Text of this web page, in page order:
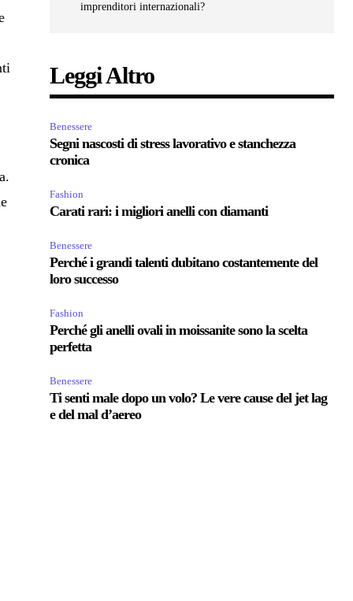
imprenditori internazionali?
Leggi Altro
Benessere
Segni nascosti di stress lavorativo e stanchezza
cronica
Fashion
Carati rari: i migliori anelli con diamanti
Benessere
Perché i grandi talenti dubitano costantemente del
loro successo
Fashion
Perché gli anelli ovali in moissanite sono la scelta
perfetta
Benessere
Ti senti male dopo un volo? Le vere cause del jet lag
e del mal d’aereo